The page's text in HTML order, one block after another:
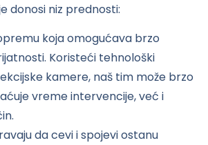
donosi niz prednosti:
koja omogućava brzo
Koristeći tehnološki
kamere, naš tim može brzo
vreme intervencije, već i
da cevi i spojevi ostanu